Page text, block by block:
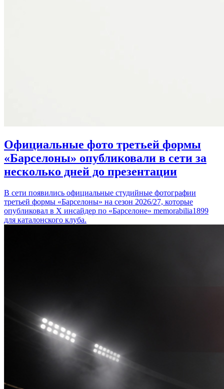
Официальные фото третьей формы
«Барселоны» опубликовали в сети за
несколько дней до презентации
В сети появились официальные студийные фотографии
третьей формы «Барселоны» на сезон 2026/27, которые
опубликовал в Х инсайдер по «Барселоне» memorabilia1899
для каталонского клуба.